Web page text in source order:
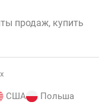
продаж, купить
США
Польша